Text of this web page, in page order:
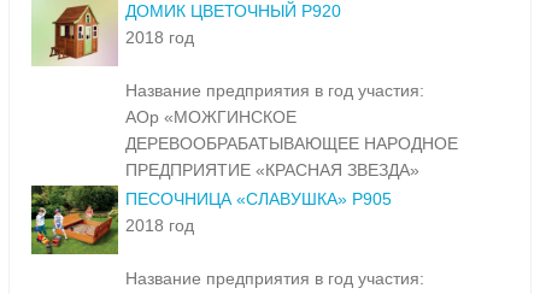
ДОМИК ЦВЕТОЧНЫЙ Р920
2018 год
Название предприятия в год участия:
АОр «МОЖГИНСКОЕ
ДЕРЕВООБРАБАТЫВАЮЩЕЕ НАРОДНОЕ
ПРЕДПРИЯТИЕ «КРАСНАЯ ЗВЕЗДА»
ПЕСОЧНИЦА «СЛАВУШКА» Р905
2018 год
Название предприятия в год участия: